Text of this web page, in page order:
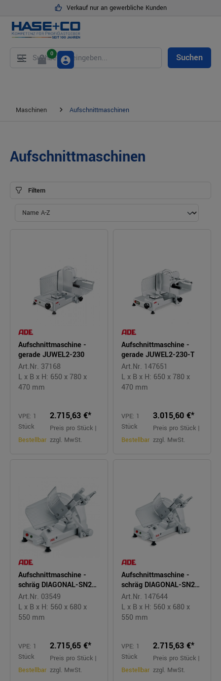
Verkauf nur an gewerbliche Kunden
Suchen
0
Maschinen Aufschnittmaschinen
Aufschnittmaschinen
Filtern
Aufschnittmaschine -
gerade JUWEL2-230
Art.Nr. 37168
L x B x H: 650 x 780 x
470 mm
VPE: 1
Stück
Bestellbar
2.715,63 €*
Preis pro Stück |
zzgl. MwSt.
Aufschnittmaschine -
gerade JUWEL2-230-T
Art.Nr. 147651
L x B x H: 650 x 780 x
470 mm
VPE: 1
Stück
Bestellbar
3.015,60 €*
Preis pro Stück |
zzgl. MwSt.
Aufschnittmaschine -
schräg DIAGONAL-SN2-
230
Art.Nr. 03549
L x B x H: 560 x 680 x
550 mm
VPE: 1
Stück
Bestellbar
2.715,65 €*
Preis pro Stück |
zzgl. MwSt.
Aufschnittmaschine -
schräg DIAGONAL-SN2-
400
Art.Nr. 147644
L x B x H: 560 x 680 x
550 mm
VPE: 1
Stück
Bestellbar
2.715,63 €*
Preis pro Stück |
zzgl. MwSt.